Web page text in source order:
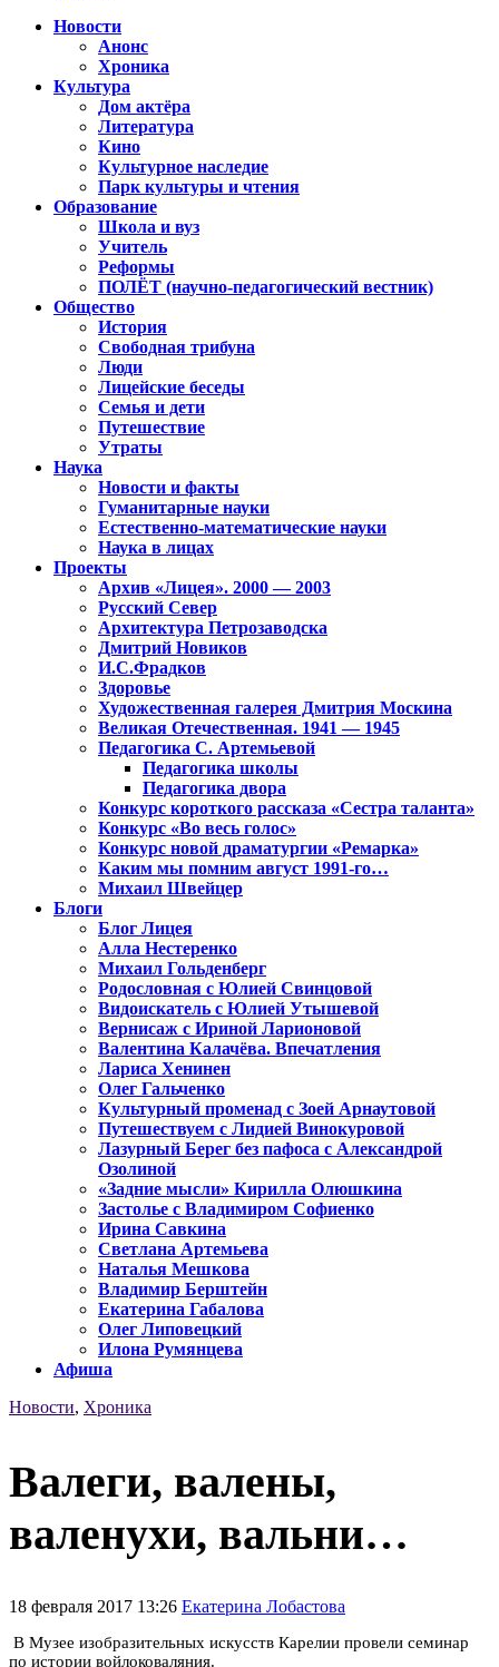
Новости
Анонс
Хроника
Культура
Дом актёра
Литература
Кино
Культурное наследие
Парк культуры и чтения
Образование
Школа и вуз
Учитель
Реформы
ПОЛЁТ (научно-педагогический вестник)
Общество
История
Свободная трибуна
Люди
Лицейские беседы
Семья и дети
Путешествие
Утраты
Наука
Новости и факты
Гуманитарные науки
Естественно-математические науки
Наука в лицах
Проекты
Архив «Лицея». 2000 — 2003
Русский Север
Архитектура Петрозаводска
Дмитрий Новиков
И.С.Фрадков
Здоровье
Художественная галерея Дмитрия Москина
Великая Отечественная. 1941 — 1945
Педагогика С. Артемьевой
Педагогика школы
Педагогика двора
Конкурс короткого рассказа «Сестра таланта»
Конкурс «Во весь голос»
Конкурс новой драматургии «Ремарка»
Каким мы помним август 1991-го…
Михаил Швейцер
Блоги
Блог Лицея
Алла Нестеренко
Михаил Гольденберг
Родословная с Юлией Свинцовой
Видоискатель с Юлией Утышевой
Вернисаж с Ириной Ларионовой
Валентина Калачёва. Впечатления
Лариса Хенинен
Олег Гальченко
Культурный променад с Зоей Арнаутовой
Путешествуем с Лидией Винокуровой
Лазурный Берег без пафоса с Александрой
Озолиной
«Задние мысли» Кирилла Олюшкина
Застолье с Владимиром Софиенко
Ирина Савкина
Светлана Артемьева
Наталья Мешкова
Владимир Берштейн
Екатерина Габалова
Олег Липовецкий
Илона Румянцева
Афиша
Новости, Хроника
Валеги, валены,
валенухи, вальни…
18 февраля 2017 13:26 Екатерина Лобастова
В Музее изобразительных искусств Карелии провели семинар
по истории войлоковаляния.